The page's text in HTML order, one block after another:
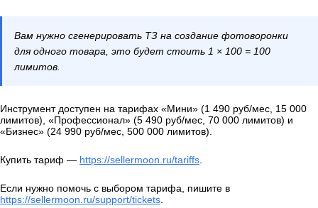
Вам нужно сгенерировать ТЗ на создание фотоворонки
для одного товара, это будет стоить 1 × 100 = 100
лимитов.
Инструмент доступен на тарифах «Мини» (1 490 руб/мес, 15 000
лимитов), «Профессионал» (5 490 руб/мес, 70 000 лимитов) и
«Бизнес» (24 990 руб/мес, 500 000 лимитов).
Купить тариф — https://sellermoon.ru/tariffs
Если нужно помочь с выбором тарифа, пишите в
https://sellermoon.ru/support/tickets